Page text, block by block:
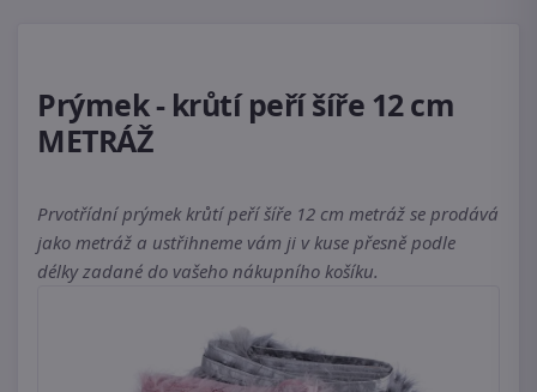
Prýmek - krůtí peří šíře 12 cm
METRÁŽ
Prvotřídní prýmek krůtí peří šíře 12 cm metráž se prodává
jako metráž a ustřihneme vám ji v kuse přesně podle
délky zadané do vašeho nákupního košíku.